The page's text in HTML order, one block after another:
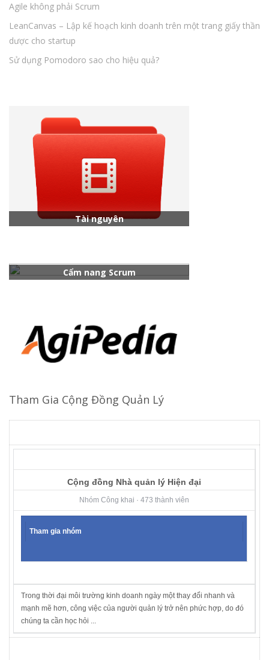
Agile không phải Scrum
LeanCanvas – Lập kế hoạch kinh doanh trên một trang giấy thần
dược cho startup
Sử dụng Pomodoro sao cho hiệu quả?
Tài nguyên
Cẩm nang Scrum
Tham Gia Cộng Đồng Quản Lý
Cộng đồng Nhà quản lý Hiện đại
Nhóm Công khai · 473 thành viên
Tham gia nhóm
Trong thời đại môi trường kinh doanh ngày một thay đổi nhanh và
mạnh mẽ hơn, công việc của người quản lý trở nên phức hợp, do đó
chúng ta cần học hỏi ...